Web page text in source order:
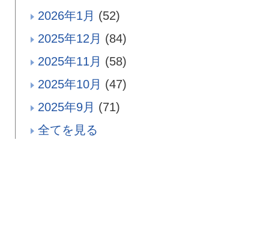
2026年1月 (52)
2025年12月 (84)
2025年11月 (58)
2025年10月 (47)
2025年9月 (71)
全てを見る